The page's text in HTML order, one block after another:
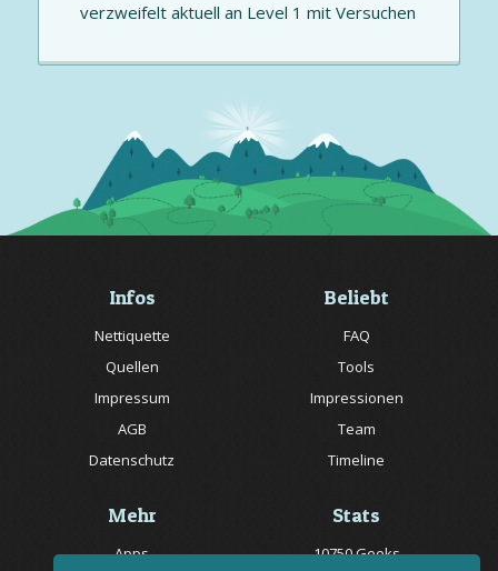
verzweifelt aktuell an Level 1 mitVersuchen
Infos
Nettiquette
Quellen
Impressum
AGB
Datenschutz
Beliebt
FAQ
Tools
Impressionen
Team
Timeline
Mehr
Apps
Stats
10750 Geeks